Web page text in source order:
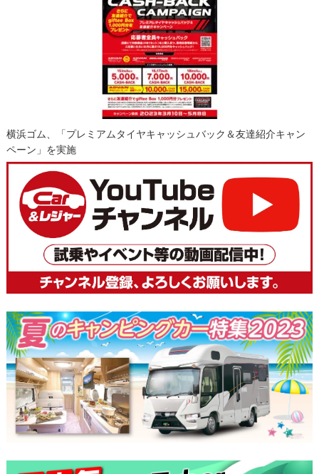
横浜ゴム、「プレミアムタイヤキャッシュバック＆友達紹介キャン
ペーン」を実施